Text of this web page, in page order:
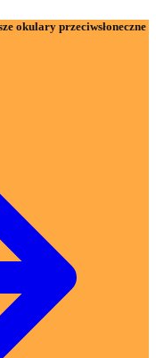
okulary przeciwsłoneczne